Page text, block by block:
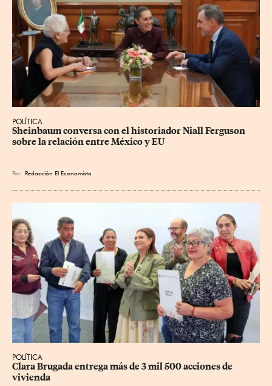
POLÍTICA
Sheinbaum conversa con el historiador Niall Ferguson
sobre la relación entre México y EU
Por Redacción El Economista
POLÍTICA
Clara Brugada entrega más de 3 mil 500 acciones de
vivienda